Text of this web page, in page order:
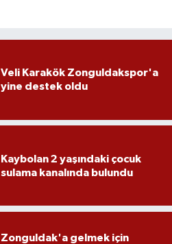
Veli Karakök Zonguldakspor'a
yine destek oldu
Kaybolan 2 yaşındaki çocuk
sulama kanalında bulundu
Zonguldak'a gelmek için